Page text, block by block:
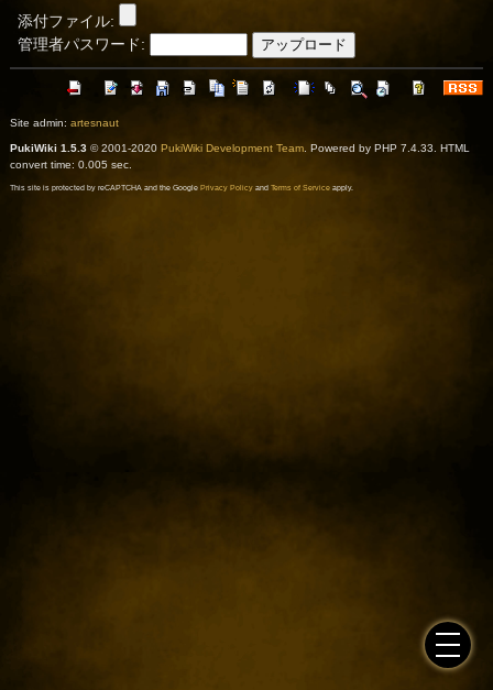
添付ファイル:
管理者パスワード:
Site admin: artesnaut
PukiWiki 1.5.3© 2001-2020 PukiWiki Development Team. Powered by PHP 7.4.33. HTML
convert time: 0.005 sec.
This site is protected by reCAPTCHA and the Google Privacy Policyand Terms of Serviceapply.